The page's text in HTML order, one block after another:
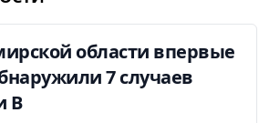
области впервые
7 случаев
В